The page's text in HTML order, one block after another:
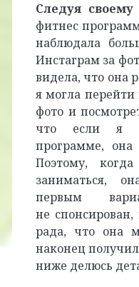
Следуя
фитнес
наблюдала
Инстаграм за
видела, что она
я могла
фото и
что если я
программе,
Поэтому,
заниматься,
первым
не спонсирован,
рада, что она
наконец
ниже делюсь